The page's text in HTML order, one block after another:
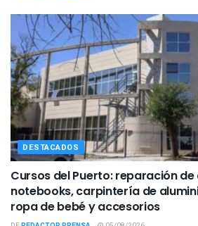
DESTACADOS
Cursos del Puerto: reparación
notebooks, carpintería de
ropa de bebé y accesorios